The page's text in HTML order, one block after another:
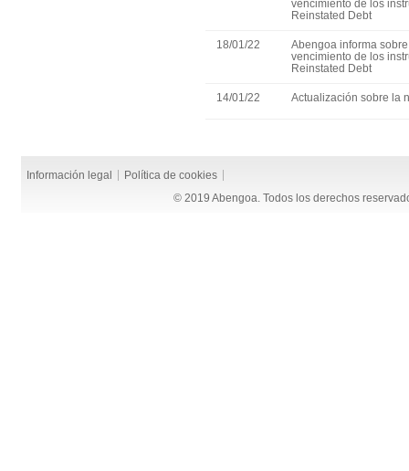
vencimiento de los
Reinstated Debt
18/01/22
Abengoa informa
vencimiento de los
Reinstated Debt
14/01/22 Actualización sobre la
Información legal Política de cookies
© 2019 Abengoa. Todos los derechos